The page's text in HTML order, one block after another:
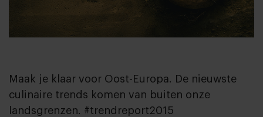
Maak je klaar voor Oost-Europa. De nieuwste
culinaire trends komen van buiten onze
landsgrenzen. #trendreport2015